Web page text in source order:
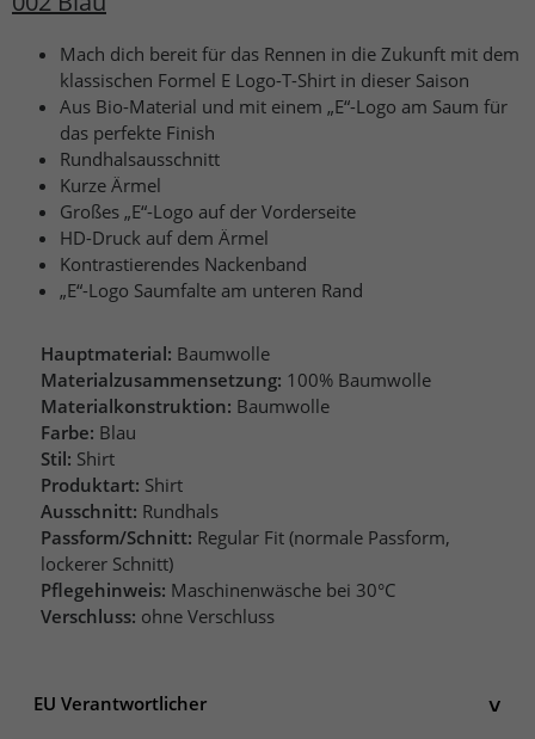
Mach dich bereit für das Rennen in die Zukunft mit dem
klassischen Formel E Logo-T-Shirt in dieser Saison
Aus Bio-Material und mit einem „E“-Logo am Saum für
das perfekte Finish
Rundhalsausschnitt
Kurze Ärmel
Großes „E“-Logo auf der Vorderseite
HD-Druck auf dem Ärmel
Kontrastierendes Nackenband
„E“-Logo Saumfalte am unteren Rand
Hauptmaterial: Baumwolle
Materialzusammensetzung: 100% Baumwolle
Materialkonstruktion: Baumwolle
Farbe: Blau
Stil: Shirt
Produktart: Shirt
Ausschnitt: Rundhals
Passform/Schnitt: Regular Fit (normale Passform,
lockerer Schnitt)
Pflegehinweis: Maschinenwäsche bei 30°C
Verschluss: ohne Verschluss
EU Verantwortlicher